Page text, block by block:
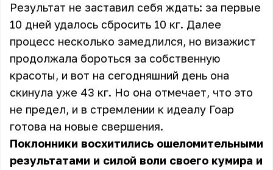
Результат не заставил себя ждать: за первые
10 дней удалось сбросить 10 кг. Далее
процесс несколько замедлился, но визажист
продолжала бороться за собственную
красоты, и вот на сегодняшний день она
скинула уже 43 кг. Но она отмечает, что это
не предел, и в стремлении к идеалу Гоар
готова на новые свершения.
Поклонники восхитились ошеломительными
результатами и силой воли своего кумира и